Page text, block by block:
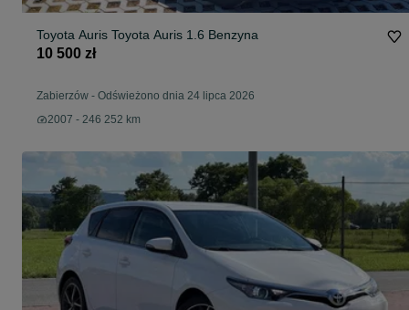
Toyota Auris Toyota Auris 1.6 Benzyna
10 500 zł
Zabierzów - Odświeżono dnia 24 lipca 2026
2007 - 246 252 km